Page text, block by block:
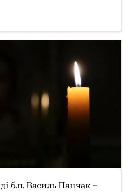
Архиєпархії. Греко-
у вічність архипастиря, який
б.п. Василь Панчак –